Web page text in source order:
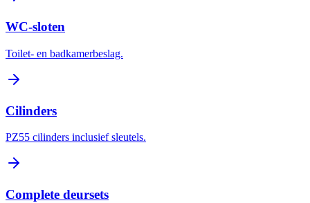
WC-sloten
Toilet- en badkamerbeslag.
Cilinders
PZ55 cilinders inclusief sleutels.
Complete deursets